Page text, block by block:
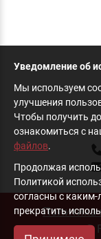
Политика
©
Уведомление об
Мы используем
улучшения
Чтобы получить
ознакомиться с
файлов.
Продолжая
Политикой
согласны с
прекратить